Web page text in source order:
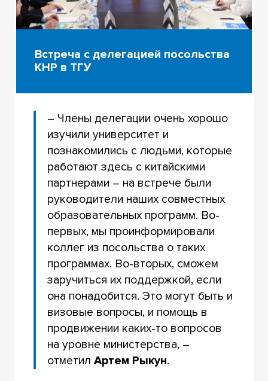
Встреча с делегацией посольства
КНР в ТГУ
– Члены делегации очень хорошо
изучили университет и
познакомились с людьми, которые
работают здесь с китайскими
партнерами – на встрече были
руководители наших совместных
образовательных программ. Во-
первых, мы проинформировали
коллег из посольства о таких
программах. Во-вторых, сможем
заручиться их поддержкой, если
она понадобится. Это могут быть и
визовые вопросы, и помощь в
продвижении каких-то вопросов
на уровне министерства, –
отметилАртем Рыкун.